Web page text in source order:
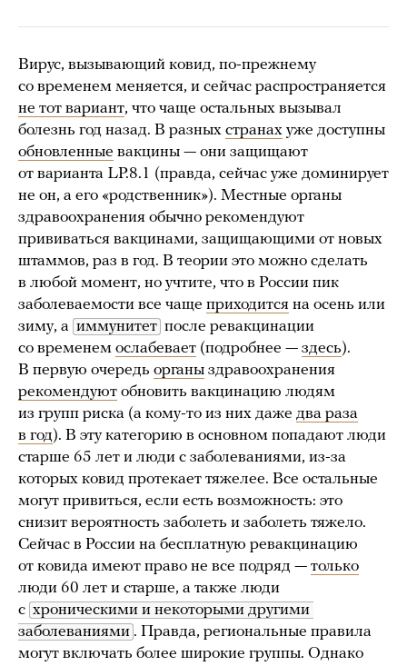
Вирус, вызывающий ковид, по-прежнему
со временем меняется, и сейчас распространяется
не тот вариант, что чаще остальных вызывал
болезнь год назад. В разных странах уже доступны
обновленные вакцины — они защищают
от варианта LP.8.1 (правда, сейчас уже доминирует
не он, а его «родственник»). Местные органы
здравоохранения обычно рекомендуют
прививаться вакцинами, защищающими от новых
штаммов, раз в год. В теории это можно сделать
в любой момент, но учтите, что в России пик
заболеваемости все чаще приходится на осень или
зиму, а иммунитет после ревакцинации
со временем ослабевает (подробнее — здесь).
В первую очередь органы здравоохранения
рекомендуют обновить вакцинацию людям
из групп риска (а кому-то из них даже два раза
в год). В эту категорию в основном попадают люди
старше 65 лет и люди с заболеваниями, из-за
которых ковид протекает тяжелее. Все остальные
могут привиться, если есть возможность: это
снизит вероятность заболеть и заболеть тяжело.
Сейчас в России на бесплатную ревакцинацию
от ковида имеют право не все подряд — только
люди 60 лет и старше, а также люди
с хроническими и некоторыми другими
заболеваниями . Правда, региональные правила
могут включать более широкие группы. Однако